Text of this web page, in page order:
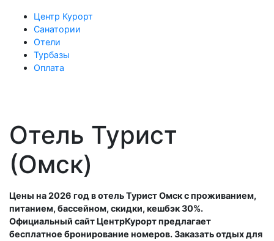
Центр Курорт
Санатории
Отели
Турбазы
Оплата
Отель Турист
(Омск)
Цены на 2026 год в отель Турист Омск с проживанием,
питанием, бассейном, скидки, кешбэк 30%.
Официальный сайт ЦентрКурорт предлагает
бесплатное бронирование номеров. Заказать отдых для